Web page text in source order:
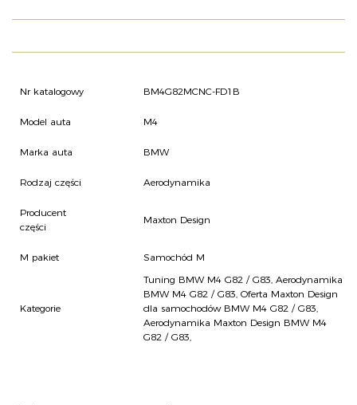
Nr katalogowy BM4G82MCNC-FD1B
Model auta M4
Marka auta BMW
Rodzaj części Aerodynamika
Producent
części
Maxton Design
M pakiet Samochód M
Kategorie
Tuning BMW M4 G82 / G83, Aerodynamika
BMW M4 G82 / G83, Oferta Maxton Design
dla samochodów BMW M4 G82 / G83,
Aerodynamika Maxton Design BMW M4
G82 / G83,